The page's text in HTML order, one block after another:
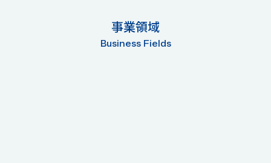
事業領域
Business Fields